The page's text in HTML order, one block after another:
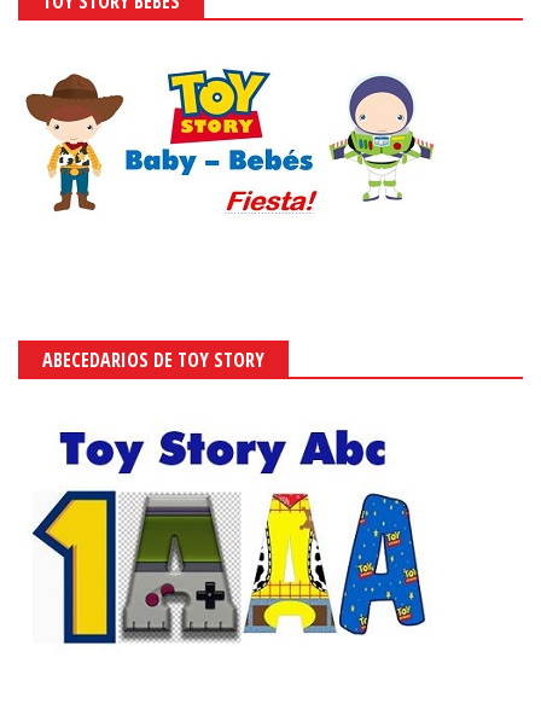
ABECEDARIOS DE TOY STORY